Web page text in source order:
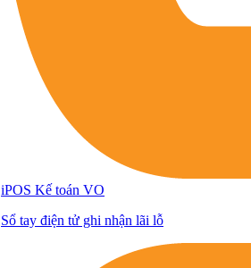
iPOS Kế toán VO
Sổ tay điện tử ghi nhận lãi lỗ